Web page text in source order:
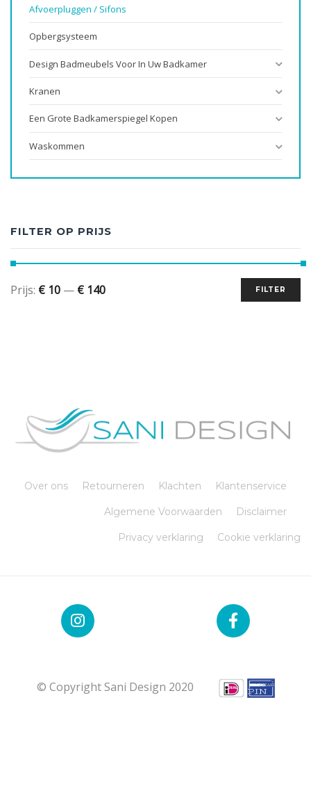
Afvoerpluggen / Sifons
Opbergsysteem
Design Badmeubels Voor In Uw Badkamer
Kranen
Een Grote Badkamerspiegel Kopen
Waskommen
FILTER OP PRIJS
FILTER
Prijs: € 10 — € 140
Over ons Retourneren Klachten Klantenservice
Algemene Voorwaarden Disclaimer
Privacy verklaring Cookie verklaring
© Copyright Sani Design 2020